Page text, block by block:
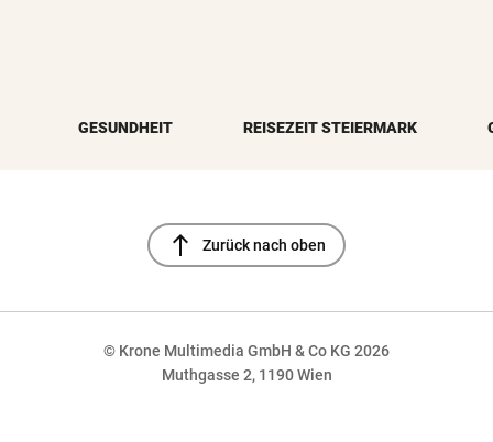
GESUNDHEIT REISEZEIT STEIERMARK
north Zurück nach oben
© Krone Multimedia GmbH & Co KG 2026
Muthgasse 2, 1190 Wien